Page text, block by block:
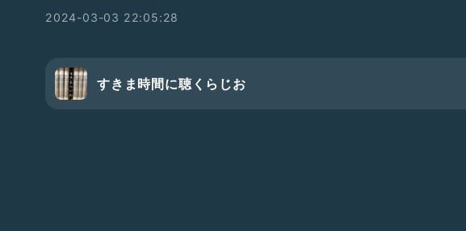
2024-03-03 22:05:28
すきま時間に聴くらじお